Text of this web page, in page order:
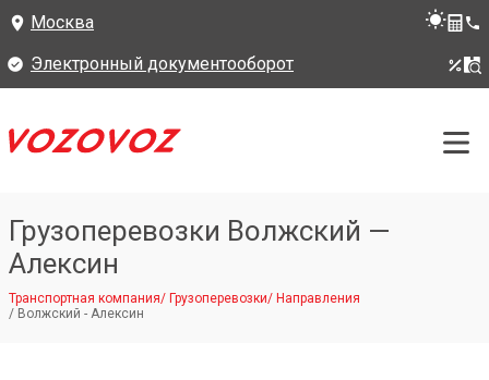
Москва
Электронный документооборот
Грузоперевозки Волжский —
Алексин
Транспортная компания/ Грузоперевозки/ Направления
/ Волжский - Алексин